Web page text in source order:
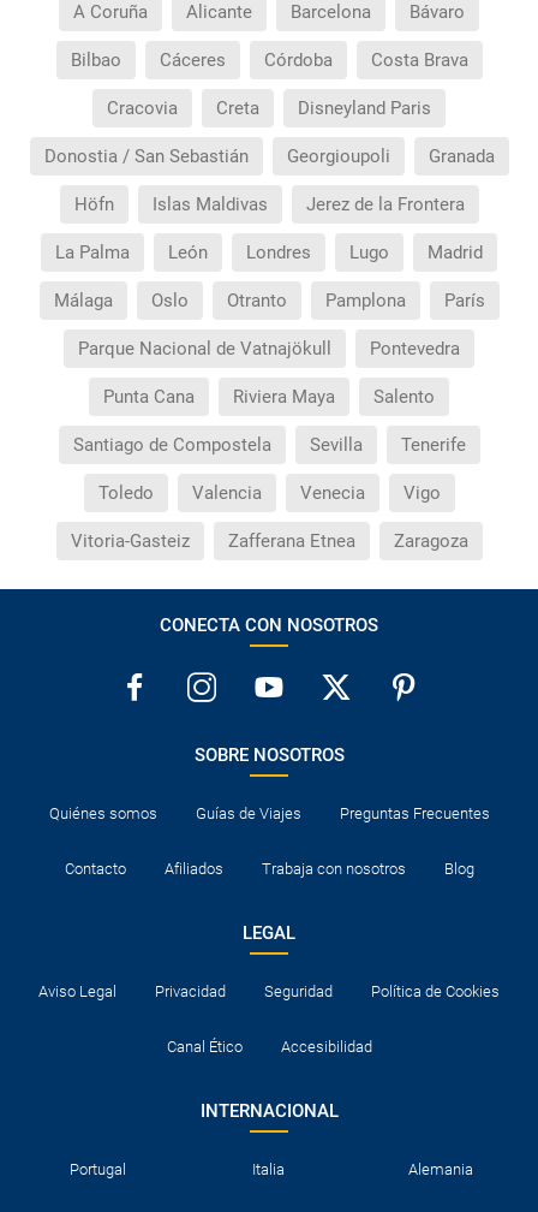
A Coruña Alicante Barcelona Bávaro
Bilbao Cáceres Córdoba Costa Brava
Cracovia Creta Disneyland Paris
Donostia / San Sebastián Georgioupoli Granada
Höfn Islas Maldivas Jerez de la Frontera
La Palma León Londres Lugo Madrid
Málaga Oslo Otranto Pamplona París
Parque Nacional de Vatnajökull Pontevedra
Punta Cana Riviera Maya Salento
Santiago de Compostela Sevilla Tenerife
Toledo Valencia Venecia Vigo
Vitoria-Gasteiz Zafferana Etnea Zaragoza
CONECTA CON NOSOTROS
SOBRE NOSOTROS
Quiénes somos Guías de Viajes Preguntas Frecuentes
Contacto Afiliados Trabaja con nosotros Blog
LEGAL
Aviso Legal Privacidad Seguridad Política de Cookies
Canal Ético Accesibilidad
INTERNACIONAL
Portugal Italia Alemania